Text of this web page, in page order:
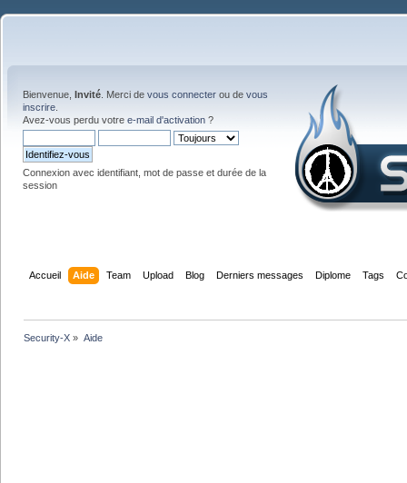
Bienvenue, Invité . Merci de vous connecter ou de vous
inscrire
Avez-vous perdu votre e-mail d'activation ?
Connexion avec identifiant, mot de passe et durée de la
session
Accueil Aide Team Upload Blog Derniers messages Diplome Tags
Security-X » Aide